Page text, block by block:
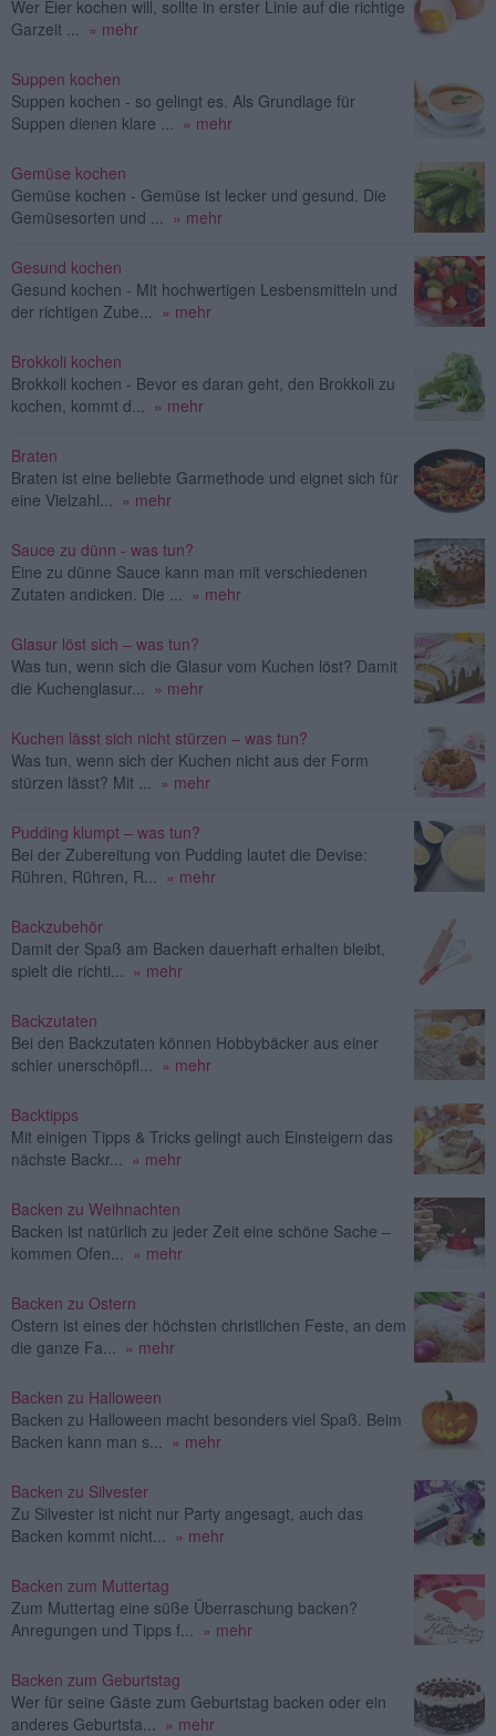
Wer Eier kochen will, sollte in erster Linie auf die richtige
Garzeit ...
» mehr
Suppen kochen
Suppen kochen - so gelingt es. Als Grundlage für
Suppen dienen klare ...
» mehr
Gemüse kochen
Gemüse kochen - Gemüse ist lecker und gesund. Die
Gemüsesorten und ...
» mehr
Gesund kochen
Gesund kochen - Mit hochwertigen Lesbensmitteln und
der richtigen Zube...
» mehr
Brokkoli kochen
Brokkoli kochen - Bevor es daran geht, den Brokkoli zu
kochen, kommt d...
» mehr
Braten
Braten ist eine beliebte Garmethode und eignet sich für
eine Vielzahl...
» mehr
Sauce zu dünn - was tun?
Eine zu dünne Sauce kann man mit verschiedenen
Zutaten andicken. Die ...
» mehr
Glasur löst sich – was tun?
Was tun, wenn sich die Glasur vom Kuchen löst? Damit
die Kuchenglasur...
» mehr
Kuchen lässt sich nicht stürzen – was tun?
Was tun, wenn sich der Kuchen nicht aus der Form
stürzen lässt? Mit ...
» mehr
Pudding klumpt – was tun?
Bei der Zubereitung von Pudding lautet die Devise:
Rühren, Rühren, R...
» mehr
Backzubehör
Damit der Spaß am Backen dauerhaft erhalten bleibt,
spielt die richti...
» mehr
Backzutaten
Bei den Backzutaten können Hobbybäcker aus einer
schier unerschöpfl...
» mehr
Backtipps
Mit einigen Tipps & Tricks gelingt auch Einsteigern das
nächste Backr...
» mehr
Backen zu Weihnachten
Backen ist natürlich zu jeder Zeit eine schöne Sache –
kommen Ofen...
» mehr
Backen zu Ostern
Ostern ist eines der höchsten christlichen Feste, an dem
die ganze Fa...
» mehr
Backen zu Halloween
Backen zu Halloween macht besonders viel Spaß. Beim
Backen kann man s...
» mehr
Backen zu Silvester
Zu Silvester ist nicht nur Party angesagt, auch das
Backen kommt nicht...
» mehr
Backen zum Muttertag
Zum Muttertag eine süße Überraschung backen?
Anregungen und Tipps f...
» mehr
Backen zum Geburtstag
Wer für seine Gäste zum Geburtstag backen oder ein
anderes Geburtsta...
» mehr